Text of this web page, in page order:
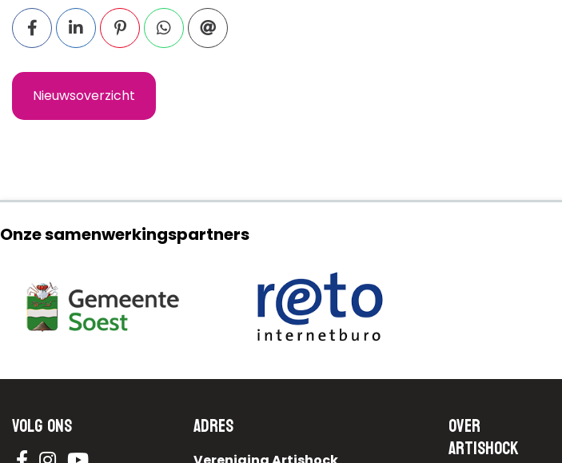
Nieuwsoverzicht
Onze samenwerkingspartners
Volg ons Adres Over
Artishock